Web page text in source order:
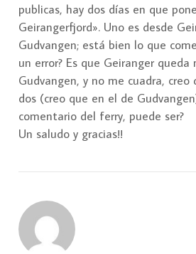
publicas, hay dos días en que
Geirangerfjord». Uno es desde
Gudvangen; está bien lo que
un error? Es que Geiranger queda
Gudvangen, y no me cuadra,
dos (creo que en el de
comentario del ferry, puede ser?
Un saludo y gracias!!